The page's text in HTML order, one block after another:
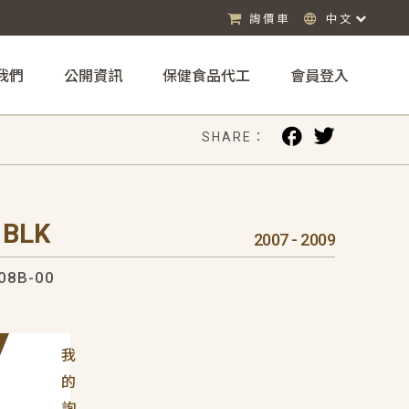
詢價車 中文
們 公開資訊 保健食品代工 會員登入
SHARE：
2007 - 2009
00
我
的